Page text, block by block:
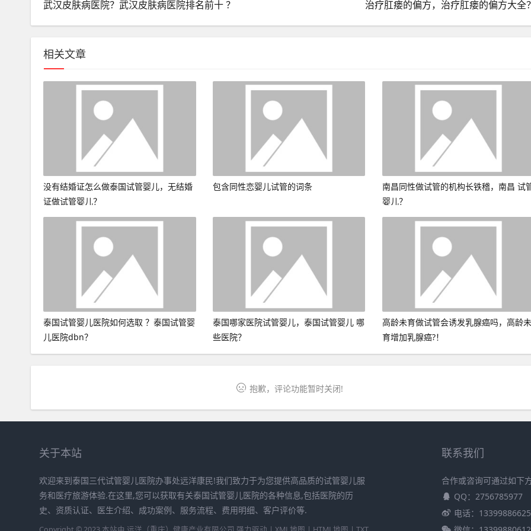
武汉皮肤病医院？武汉皮肤病医院排名前十 ？ 治疗肛瘘的偏方，治疗肛瘘的偏方大全
相关文章
没有结婚证怎么做泰国试管婴儿，无结婚
证做试管婴儿？
包含同性恋婴儿试管的词条
南昌同性做试管的机构长铁稽，南昌 试
婴儿？
泰国试管婴儿医院如何选取 ？泰国试管婴
儿医院dbn？
泰国哪家医院试管婴儿，泰国试管婴儿 哪
些医院？
高龄未育做试管会诱发乳腺癌吗，高龄未
育增加乳腺癌?！
抱歉，评论功能暂时关闭!
关于本站
欢迎来到泰国三代试管婴儿医院办事处远洋康民!我们致力于为您提供高品质的试管婴儿服
务和医疗旅游体验.在这里,您可以获取有关泰国试管婴儿医院的各种信息,包括医院的历
史、资质认证、医生介绍、成功案例、服务流程、费用明细、客户评价等.
联系我们
合作或咨询可通过如下
QQ：2756785977
电话：13399886625